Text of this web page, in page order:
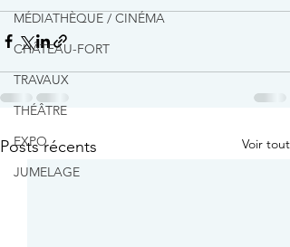
MÉDIATHÈQUE / CINÉMA
CHÂTEAU-FORT
TRAVAUX
THÉÂTRE
EXPO
JUMELAGE
Posts récents Voir tout